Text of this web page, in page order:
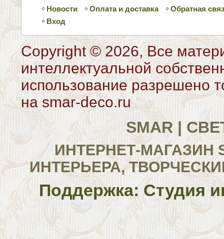
Новости Оплата и доставка
Обратная
Вход
Copyright © 2026, Все
интеллектуальной
использование разрешено
на smar-deco.ru
SMAR |
ИНТЕРНЕТ-МАГАЗИН
ИНТЕРЬЕРА,
Поддержка: Студия